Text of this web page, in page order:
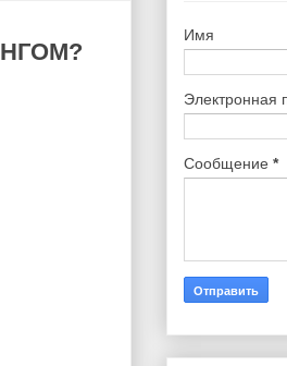
Имя
Электронная
Сообщение *